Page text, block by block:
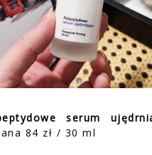
serum
84 zł / 30 ml